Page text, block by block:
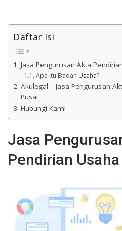
Daftar Isi
Jasa Pengurusan Akta
Apa Itu Badan Usaha?
Akulegal – Jasa Pengurusan
Pusat
Hubungi Kami
Jasa
Pendirian